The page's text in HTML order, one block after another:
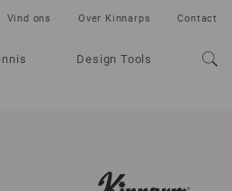
Design Tools
Vind ons Over Kinnarps Contact